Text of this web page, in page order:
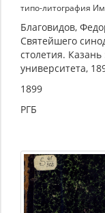
типо-литография
Благовидов,
Святейшего
столетия.
университета,
1899
РГБ